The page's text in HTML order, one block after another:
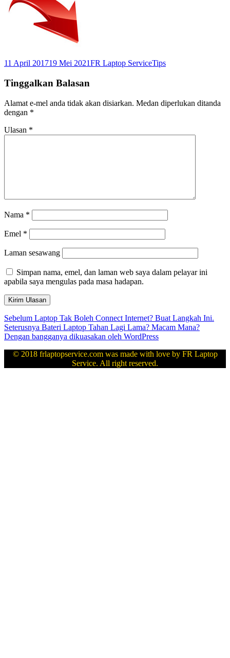
Dikirimkan
11 April 201719 Mei 2021Pengarang
FR Laptop ServiceKategori
Tips
Tinggalkan Balasan
Alamat e-mel anda tidak akan disiarkan. Medan diperlukan ditanda
dengan *
Ulasan *
Nama *
Emel *
Laman sesawang
Simpan nama, emel, dan laman web saya dalam pelayar ini
apabila saya mengulas pada masa hadapan.
Navigasi
kiriman
Sebelum Kiriman
sebelumnya:
Laptop Tak Boleh Connect Internet? Buat Langkah Ini.
Seterusnya Kiriman
seterusnya:
Bateri Laptop Tahan Lagi Lama? Macam Mana?
Dengan bangganya dikuasakan oleh WordPress
© 2018 frlaptopservice.com was made with love by FR Laptop
Service. All right reserved.